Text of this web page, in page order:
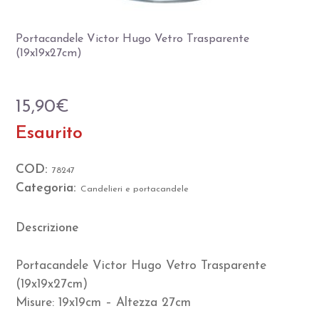
Portacandele Victor Hugo Vetro Trasparente
(19x19x27cm)
15,90€
Esaurito
COD:78247
Categoria: Candelieri e portacandele
Descrizione
Portacandele Victor Hugo Vetro Trasparente
(19x19x27cm)
Misure: 19x19cm – Altezza 27cm